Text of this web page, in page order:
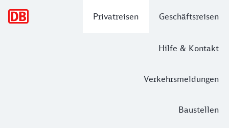
Privatreisen Geschäftsreisen
Hilfe & Kontakt
Verkehrsmeldungen
Baustellen